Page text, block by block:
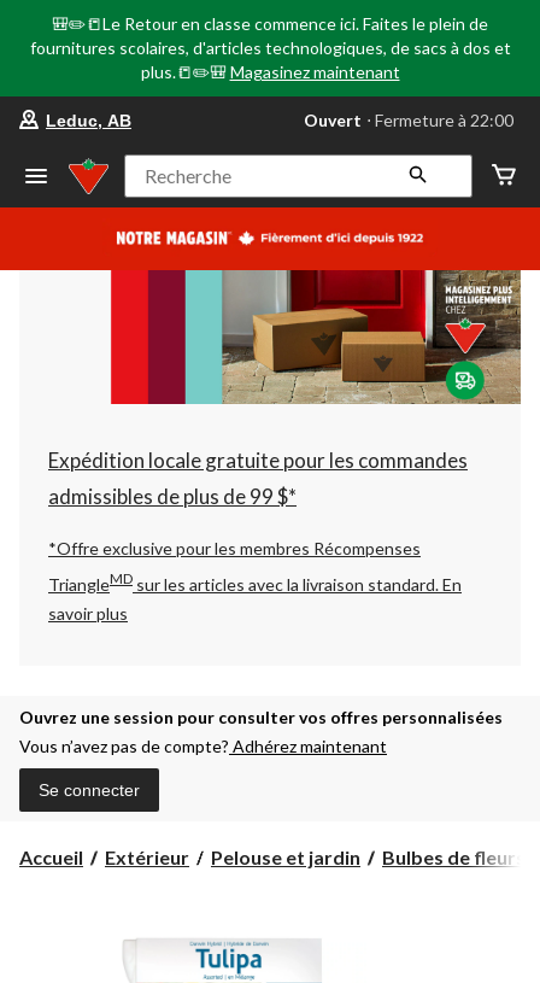
🎒✏️📒Le Retour en classe commence ici. Faites le plein de
fournitures scolaires, d'articles technologiques, de sacs à dos et
plus.📒✏️🎒 Magasinez maintenant
votre
préféré
Leduc,
AB,
courament
Fermeture
à
22:00
cliquer
pour
changer
Leduc, AB Ouvert ⋅ Fermeture à 22:00
Recherche
Expédition locale gratuite pour les commandes
admissibles de plus de 99 $*
*Offre exclusive pour les membres Récompenses
TriangleMD sur les articles avec la livraison standard.En
savoir plus
Ouvrez une session pour consulter vos offres personnalisées
Vous n’avez pas de compte? Adhérez maintenant
Se connecter
Accueil Extérieur Pelouse et jardin Bulbes de fleurs,